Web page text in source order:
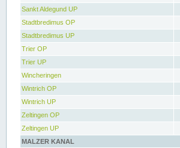
Sankt Aldegund UP
Stadtbredimus OP
Stadtbredimus UP
Trier OP
Trier UP
Wincheringen
Wintrich OP
Wintrich UP
Zeltingen OP
Zeltingen UP
MALZER KANAL